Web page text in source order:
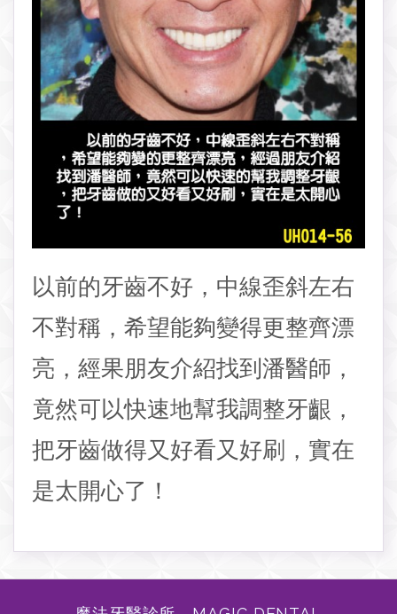
以前的牙齒不好，中線歪斜左右
不對稱，希望能夠變得更整齊漂
亮，經果朋友介紹找到潘醫師，
竟然可以快速地幫我調整牙齦，
把牙齒做得又好看又好刷，實在
是太開心了！